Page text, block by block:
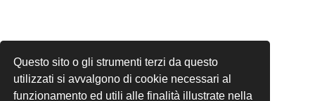
Questo sito o gli strumenti terzi da questo
utilizzati si avvalgono di cookie necessari al
funzionamento ed utili alle finalità illustrate nella